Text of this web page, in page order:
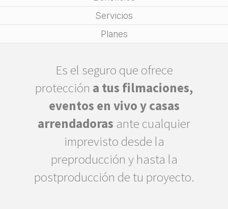
Servicios
Planes
Es el seguro que ofrece
protección a tus filmaciones,
eventos en vivo y casas
arrendadoras ante cualquier
imprevisto desde la
preproducción y hasta la
postproducción de tu proyecto.